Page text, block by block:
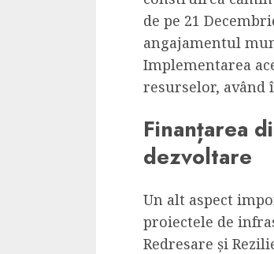
de pe 21
angajamentul
Implementarea
resurselor, având
Finanțarea
dezvoltare
Un alt aspect
proiectele de
Redresare și